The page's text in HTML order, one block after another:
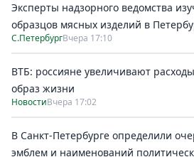
Эксперты надзорного ведомства
образцов мясных изделий в
С.ПетербургВчера 17:10
ВТБ: россияне увеличивают
образ жизни
НовостиВчера 17:02
В Санкт-Петербурге определили
эмблем и наименований